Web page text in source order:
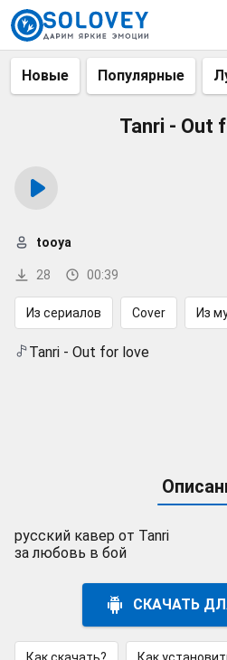
Новые Популярные
Tanri - Out
28 00:39
tooya
Из сериалов Cover Из
Tanri - Out for love
русский кавер от Tanri
за любовь в бой
СКАЧАТЬ